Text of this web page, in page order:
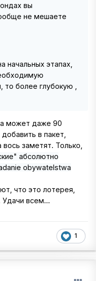
вы
не мешаете
начальных этапах,
более глубокую ,
может даже 90
в пакет,
заметят. Только,
абсолютно
obywatelstwa
что это лотерея,
Удачи всем...
1